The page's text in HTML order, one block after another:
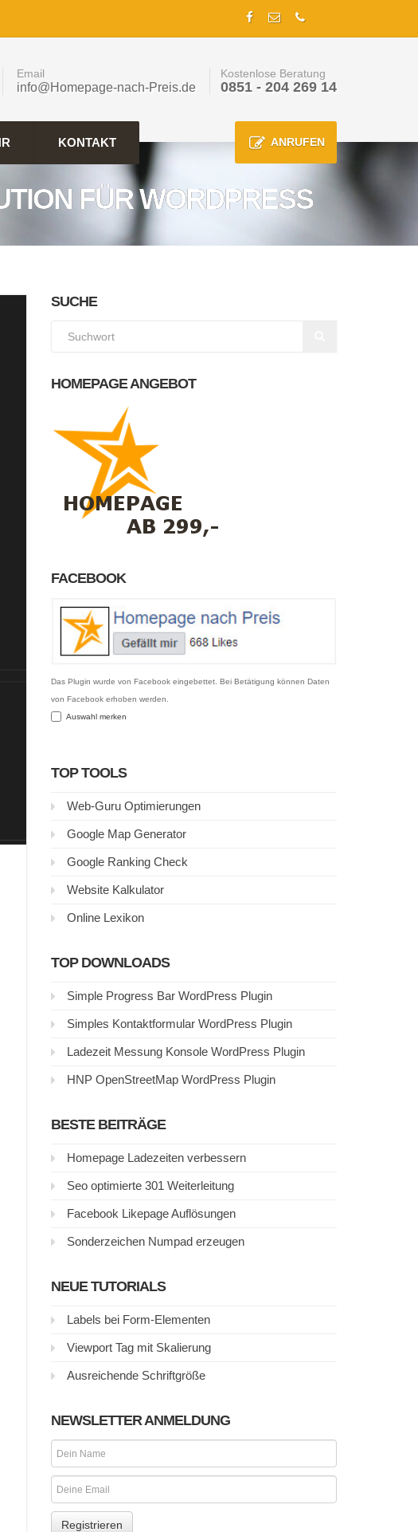
Email
info@Homepage-nach-Preis.de
Kostenlose Beratung
0851 - 204 269 14
KONTAKT ANRUFEN
FÜR WORDPRESS
SUCHE
HOMEPAGE ANGEBOT
FACEBOOK
Das Plugin wurde von Facebook eingebettet. Bei Betätigung können Daten
von Facebook erhoben werden.
Auswahl merken
TOP TOOLS
Web-Guru Optimierungen
Google Map Generator
Google Ranking Check
Website Kalkulator
Online Lexikon
TOP DOWNLOADS
Simple Progress Bar WordPress Plugin
Simples Kontaktformular WordPress Plugin
Ladezeit Messung Konsole WordPress Plugin
HNP OpenStreetMap WordPress Plugin
BESTE BEITRÄGE
Homepage Ladezeiten verbessern
Seo optimierte 301 Weiterleitung
Facebook Likepage Auflösungen
Sonderzeichen Numpad erzeugen
NEUE TUTORIALS
Labels bei Form-Elementen
Viewport Tag mit Skalierung
Ausreichende Schriftgröße
NEWSLETTER ANMELDUNG